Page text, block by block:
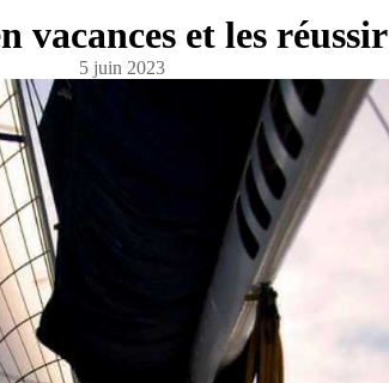
vacances et les réussir
5 juin 2023